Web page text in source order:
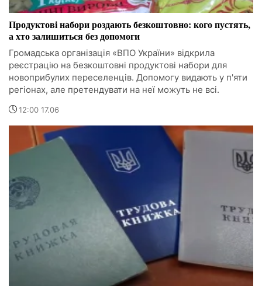
Продуктові набори роздають безкоштовно: кого пустять,
а хто залишиться без допомоги
Громадська організація «ВПО України» відкрила
реєстрацію на безкоштовні продуктові набори для
новоприбулих переселенців. Допомогу видають у п'яти
регіонах, але претендувати на неї можуть не всі.
12:00 17.06